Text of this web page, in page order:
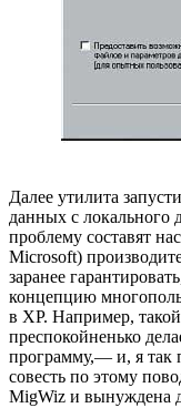
Далее утилита
данных с локального
проблему составят
Microsoft)
заранее
концепцию
в XP. Например,
преспокойненько
программу,— и, я так
совесть по этому
MigWiz и вынуждена